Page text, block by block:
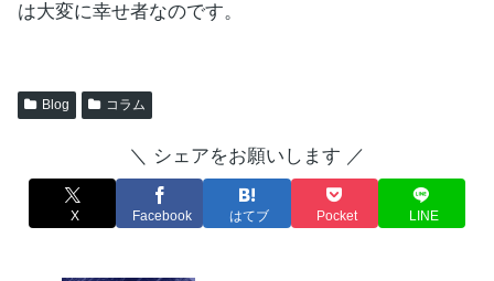
は大変に幸せ者なのです。
Blog コラム
＼ シェアをお願いします ／
X Facebook はてブ Pocket LINE